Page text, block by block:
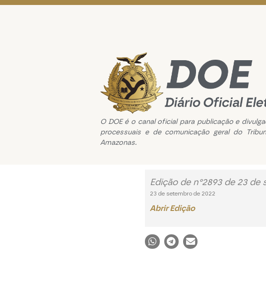
O DOE é o canal oficial para publicação e
processuais e de comunicação geral do
Amazonas.
Edição de n°2893 de 23
23 de setembro de 2022
Abrir Edição